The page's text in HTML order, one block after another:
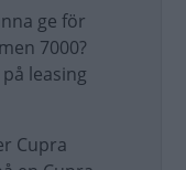
ge för
7000?
leasing
Cupra